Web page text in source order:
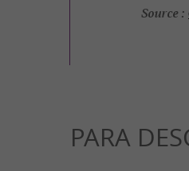
Source :
PARA